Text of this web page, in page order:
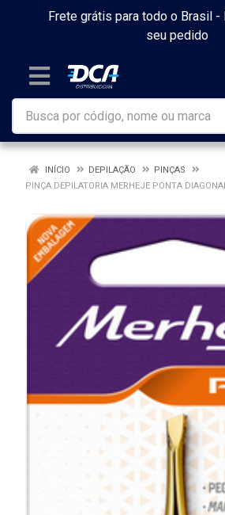
Frete grátis para todo o Brasil -
seu pedido
INÍCIO DEPILAÇÃO
PINÇAS
PINÇA DEPILATORIA MERHEJE PONTA